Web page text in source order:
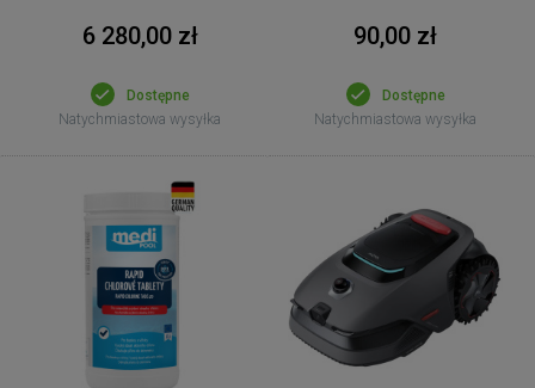
6 280,00 zł
Dostępne
Natychmiastowa wysyłka
90,00 zł
Dostępne
Natychmiastowa wysyłka